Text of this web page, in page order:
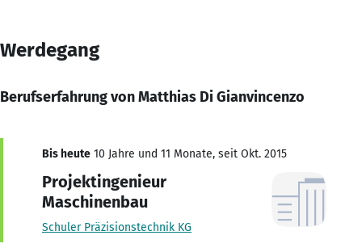
Werdegang
Berufserfahrung von Matthias Di Gianvincenzo
Bis heute 10 Jahre und 11 Monate, seit Okt. 2015
Projektingenieur
Maschinenbau
Schuler Präzisionstechnik KG